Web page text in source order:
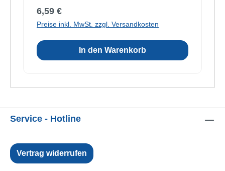
Regulärer Preis:
6,59 €
Preise inkl. MwSt. zzgl. Versandkosten
In den Warenkorb
Service - Hotline
Vertrag widerrufen